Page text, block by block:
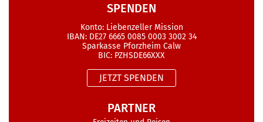
SPENDEN
Konto: Liebenzeller Mission
IBAN: DE27 6665 0085 0003 3002 34
Sparkasse Pforzheim Calw
BIC: PZHSDE66XXX
JETZT SPENDEN
PARTNER